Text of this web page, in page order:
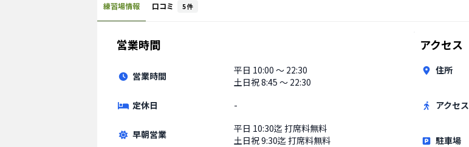
練習場情報 口コミ 5件
営業時間
営業時間 平日 10:00 〜 22:30
土日祝8:45 〜 22:30
定休日
-
早朝営業 平日 10:30迄 打席料無料
土日祝9:30迄 打席料無料
アクセス
住所
アクセス
駐車場